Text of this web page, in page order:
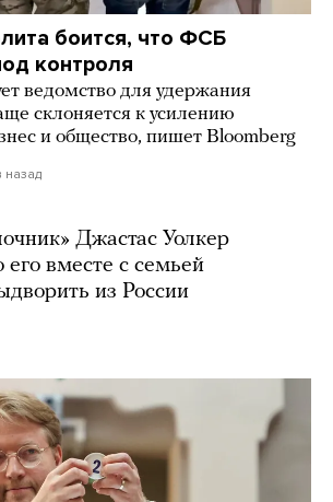
боится, что ФСБ
контроля
ведомство для удержания
склоняется к усилению
и общество, пишет Bloomberg
назад
Джастас Уолкер
его вместе с семьей
из России